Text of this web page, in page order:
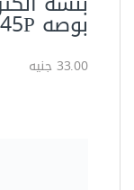
بوصه ALP345P
33.00 جنيه